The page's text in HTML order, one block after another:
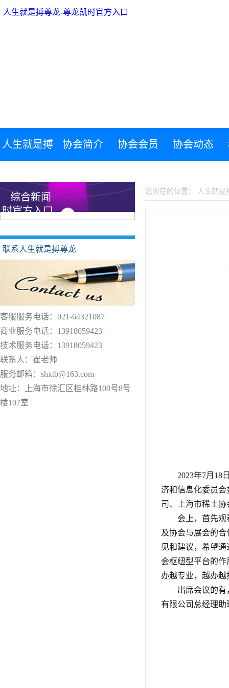
人生就是搏尊龙-尊龙凯时官方入口
人生就是搏
时官方入口
协会简介 协会会员 协会动态
综合新闻
联系人生就是搏尊龙
客服服务电话：021-64321087
商业服务电话：13918059423
技术服务电话：13918059423
联系人：崔老师
服务邮箱： shxtb@163.com
地址：上海市徐汇区桂林路100号8号
楼107室
您现在的位置： 人生就是
2023年7月18
济和信息化委员
司、上海市稀土
会上，首先
及协会与展会的
见和建议，希望
会枢纽型平台的
办越专业，越办越
出席会议的
有限公司总经理